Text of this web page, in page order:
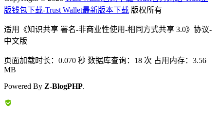
版钱包下载-Trust Wallet最新版本下载 版权所有
适用《知识共享 署名-非商业性使用-相同方式共享 3.0》协议-
中文版
页面加载时长：0.070 秒 数据库查询：18 次 占用内存：3.56
MB
Powered By Z-BlogPHP.